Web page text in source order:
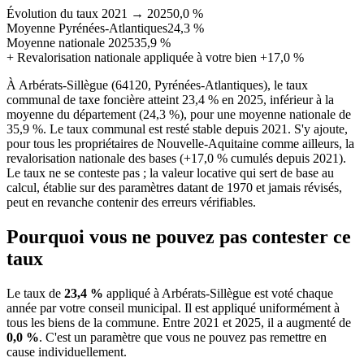
Évolution du taux 2021 → 20250,0 %
Moyenne Pyrénées-Atlantiques24,3 %
Moyenne nationale 202535,9 %
+ Revalorisation nationale appliquée à votre bien +17,0 %
À Arbérats-Sillègue (64120, Pyrénées-Atlantiques), le taux
communal de taxe foncière atteint 23,4 % en 2025, inférieur à la
moyenne du département (24,3 %), pour une moyenne nationale de
35,9 %. Le taux communal est resté stable depuis 2021. S'y ajoute,
pour tous les propriétaires de Nouvelle-Aquitaine comme ailleurs, la
revalorisation nationale des bases (+17,0 % cumulés depuis 2021).
Le taux ne se conteste pas ; la valeur locative qui sert de base au
calcul, établie sur des paramètres datant de 1970 et jamais révisés,
peut en revanche contenir des erreurs vérifiables.
Pourquoi vous ne pouvez pas contester ce
taux
Le taux de 23,4 % appliqué à Arbérats-Sillègue est voté chaque
année par votre conseil municipal. Il est appliqué uniformément à
tous les biens de la commune. Entre 2021 et 2025, il a augmenté de
0,0 %. C'est un paramètre que vous ne pouvez pas remettre en
cause individuellement.